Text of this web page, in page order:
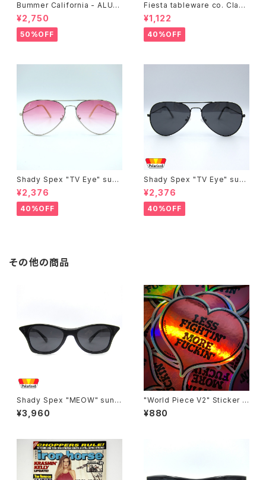
Bummer California - ALUM
T-SHIRT,black
¥2,750
50%OFF
Fiesta tableware co. Class
ic Rim 7-1/4 Inch Salad Pla
te
¥1,122
40%OFF
Shady Spex "TV Eye" sung
lasses, Silver w/Rose Grad
ient lenses
¥2,376
40%OFF
Shady Spex "TV Eye" sung
lasses, Black w/Polarized
Grey lenses
¥2,376
40%OFF
その他の商品
Shady Spex "MEOW" sungl
asses, Black cat
¥3,960
"World Piece V2" Sticker b
y Burrito Breath
¥880